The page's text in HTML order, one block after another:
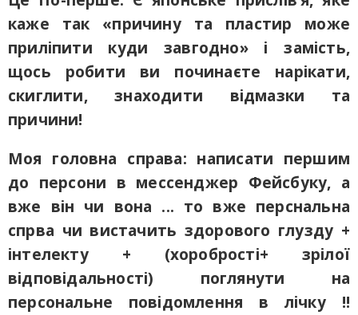
каже так «причину та пластир може
приліпити куди завгодно» і замість,
щось робити ви починаєте нарікати,
скиглити, знаходити відмазки та
причини!
Моя головна справа: написати першим
до персони в мессенджер Фейсбуку, а
вже він чи вона ... то вже перснальна
спрва чи вистачить здорового глузду +
інтелекту + (хоробрості+ зрілої
відповідальності) поглянути на
персональне повідомлення в лічку !!